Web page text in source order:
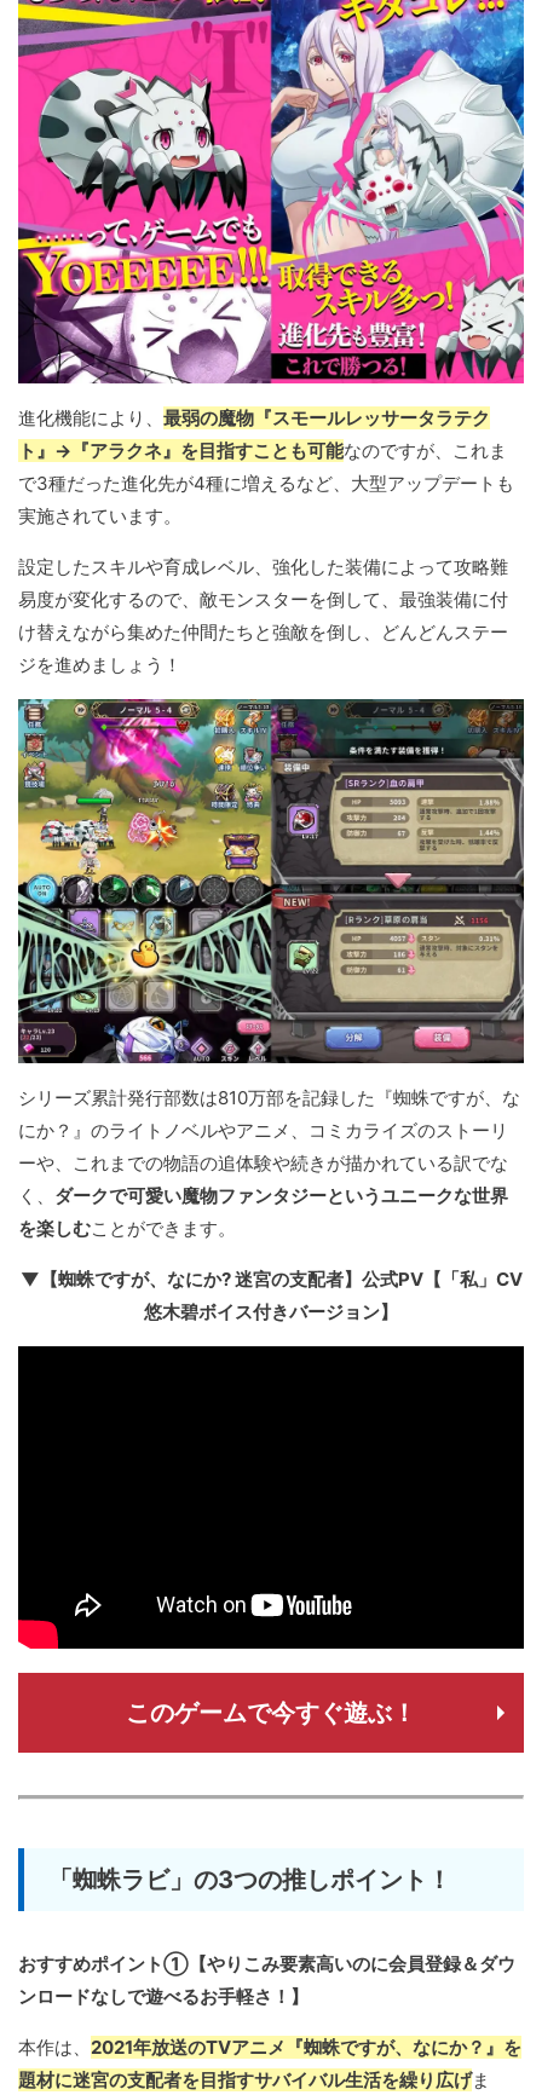
進化機能により、 最弱の魔物『スモールレッサータラテク
ト』→『アラクネ』を目指すことも可能なのですが、これま
で3種だった進化先が4種に増えるなど、大型アップデートも
実施されています。
設定したスキルや育成レベル、強化した装備によって攻略難
易度が変化するので、敵モンスターを倒して、最強装備に付
け替えながら集めた仲間たちと強敵を倒し、どんどんステー
ジを進めましょう！
シリーズ累計発行部数は810万部を記録した『蜘蛛ですが、な
にか？』のライトノベルやアニメ、コミカライズのストーリ
ーや、これまでの物語の追体験や続きが描かれている訳でな
く、 ダークで可愛い魔物ファンタジーというユニークな世界
を楽しむことができます。
▼【蜘蛛ですが、なにか? 迷宮の支配者】公式PV【「私」CV
悠木碧ボイス付きバージョン】
このゲームで今すぐ遊ぶ！
「蜘蛛ラビ」の3つの推しポイント！
おすすめポイント①【やりこみ要素高いのに会員登録＆ダウ
ンロードなしで遊べるお手軽さ！】
本作は、 2021年放送のTVアニメ『蜘蛛ですが、なにか？』を
題材に迷宮の支配者を目指すサバイバル生活を繰り広げま